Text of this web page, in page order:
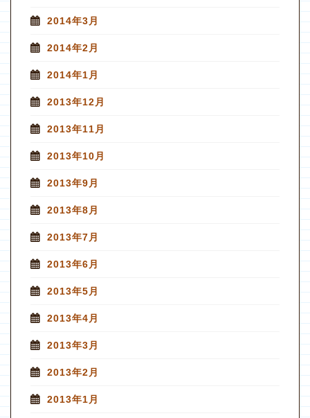
2014年3月
2014年2月
2014年1月
2013年12月
2013年11月
2013年10月
2013年9月
2013年8月
2013年7月
2013年6月
2013年5月
2013年4月
2013年3月
2013年2月
2013年1月